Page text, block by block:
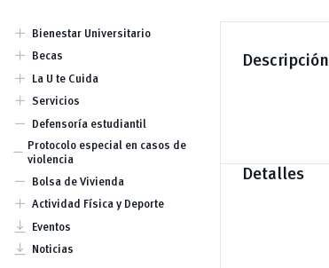
Bienestar Universitario
add
Becas
add
Becas por condición
estudiantes con discapacidad
Becas por mérito cultural y
artístico
Becas por excelencia académica.
Becas para actividades
académicas
La U te Cuida
add
Comisión Piscopedagógica
Servicios
add
Atención psicológica y
Atención de Trabajo Social
Kindercampus
Seguro estudiantil
Defensoría estudiantil
remove
Protocolo especial en casos de
violencia
remove
Bolsa de Vivienda
remove
Actividad Física y Deporte
add
Clubes
Eventos
vertical_align_bottom
Noticias
vertical_align_bottom
Descripción
Detalles